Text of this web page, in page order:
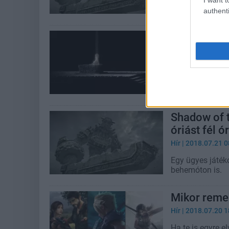
Colossus
játéka, és
| 2018.09.13
még rá
Shadow of
óriást fél
Hír | 2018.07.21
Egy ügyes
behemóton is.
Mikor
Hír | 2018.07.20